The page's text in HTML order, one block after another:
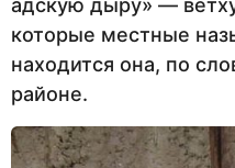
адскую дыру» —
которые местные
находится она, по
районе.